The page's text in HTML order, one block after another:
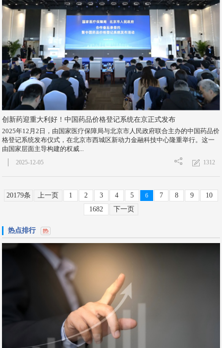
创新药迎重大利好！中国药品价格登记系统在京正式发布
2025年12月2日，由国家医疗保障局与北京市人民政府联合主办的中国药品价
格登记系统发布仪式，在北京市西城区新动力金融科技中心隆重举行。这一
由国家层面主导构建的权威...
1312
2025-12-05
20179条 上一页 1 2 3 4 5 6 7 8 9
10
1682
下一页
热点排行